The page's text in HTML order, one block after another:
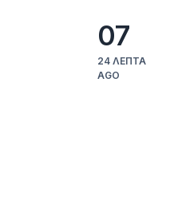
07
24 ΛΕΠΤΆ
AGO